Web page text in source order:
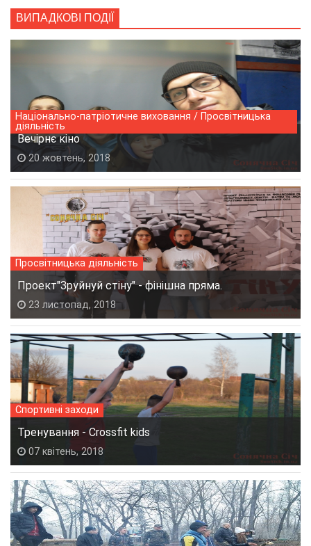
ВИПАДКОВІ ПОДІЇ
Національно-патріотичне виховання / Просвітницька
діяльність
Вечірнє кіно
20 жовтень, 2018
Просвітницька діяльність
Проект"Зруйнуй стіну" - фінішна пряма.
23 листопад, 2018
Спортивні заходи
Тренування - Crossfit kids
07 квітень, 2018